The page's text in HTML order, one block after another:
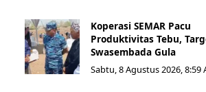
Koperasi SEMAR Pacu
Produktivitas Tebu,
Swasembada Gula
Sabtu, 8 Agustus 2026, 8:59